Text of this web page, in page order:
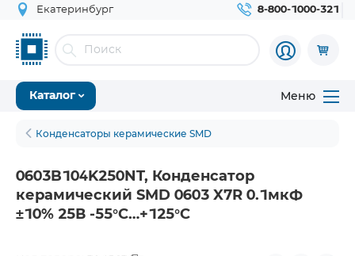
Екатеринбург 8-800-1000-321
Каталог Меню
Конденсаторы керамические SMD
0603B104K250NT, Конденсатор
керамический SMD 0603 X7R 0.1мкФ
±10% 25В -55°С…+125°С